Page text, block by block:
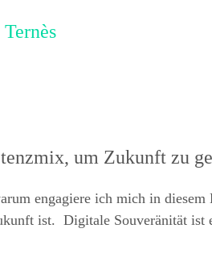
um Zukunft zu
engagiere ich mich in
ist. Digitale Souveränität ist